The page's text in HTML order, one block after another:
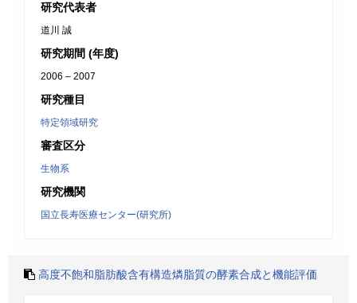
研究代表者
道川 誠
研究期間 (年度)
2006 – 2007
研究種目
特定領域研究
審査区分
生物系
研究機関
国立長寿医療センター(研究所)
高度不飽和脂肪酸含有構造燐脂質の酵素合成と機能評価